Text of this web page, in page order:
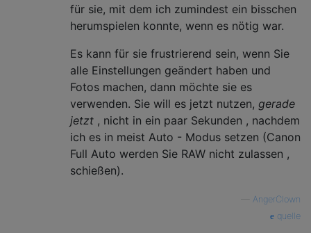
für sie, mit dem ich zumindest ein bisschen
herumspielen konnte, wenn es nötig war.
Es kann für sie frustrierend sein, wenn Sie
alle Einstellungen geändert haben und
Fotos machen, dann möchte sie es
verwenden. Sie will es jetzt nutzen, gerade
jetzt , nicht in ein paar Sekunden , nachdem
ich es in meist Auto - Modus setzen (Canon
Full Auto werden Sie RAW nicht zulassen ,
schießen).
AngerClown
quelle